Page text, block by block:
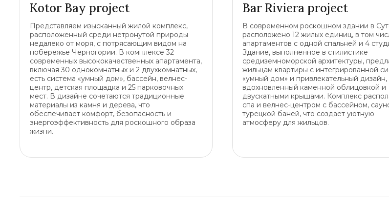
Kotor Bay project
Представляем изысканный жилой комплекс,
расположенный среди нетронутой природы
недалеко от моря, с потрясающим видом на
побережье Черногории. В комплексе 32
современных высококачественных апартамента,
включая 30 однокомнатных и 2 двухкомнатных,
есть система «умный дом», бассейн, велнес-
центр, детская площадка и 25 парковочных
мест. В дизайне сочетаются традиционные
материалы из камня и дерева, что
обеспечивает комфорт, безопасность и
энергоэффективность для роскошного образа
жизни.
Bar Riviera project
В современном роскошном здании в
расположено 12 жилых единиц, в том
апартаментов с одной спальней и 4
Здание, выполненное в стилистике
средиземноморской архитектуры,
жильцам квартиры с интегрированной
«умный дом» и привлекательный дизайн,
вдохновленный каменной облицовкой и
двускатными крышами. Комплекс
спа и велнес-центром с бассейном,
турецкой баней, что создает уютную
атмосферу для жильцов.